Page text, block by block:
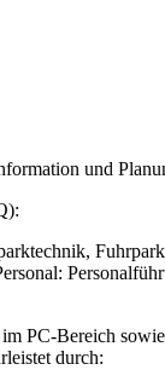
und
PC-Bereich
durch: